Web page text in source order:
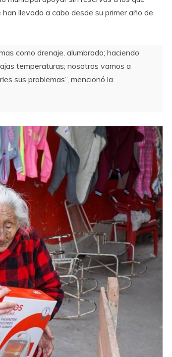
llevado a cabo desde su primer año de
como drenaje, alumbrado; haciendo
temperaturas; nosotros vamos a
sus problemas”, mencionó la